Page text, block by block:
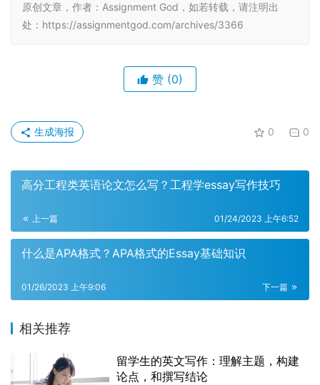
原创文章，作者：Assignment God，如若转载，请注明出
处：https://assignmentgod.com/archives/3366
赞 (0)
0 0
生成海报
高分工程类英语论文怎么写？工程学essay写作技巧
上一篇 01/24/2023 上午6:52
什么是APA格式？APA格式的Essay基础知识
下一篇
01/26/2023 上午9:06
相关推荐
留学生的英文写作：理解主题，构建
论点，和撰写结论